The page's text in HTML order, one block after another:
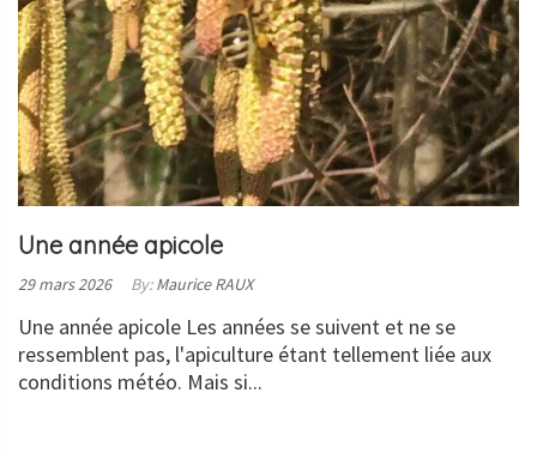
Une année apicole
Posted
29 mars 2026 By: Maurice RAUX
Une année apicole Les années se suivent et ne se
ressemblent pas, l'apiculture étant tellement liée aux
conditions météo. Mais si...